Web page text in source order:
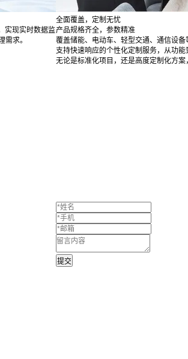
实现实时数据监
求。
全面覆盖，定制无忧
产品规格齐全，参数精准
覆盖储能、电动车、轻型交通、通信设备
支持快速响应的个性化定制服务，从功能
无论是标准化项目，还是高度定制化方案